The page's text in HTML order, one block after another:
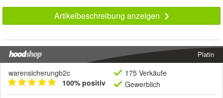
Artikelbeschreibung anzeigen
Platin
warensicherungb2c
100% positiv
175 Verkäufe
Gewerblich